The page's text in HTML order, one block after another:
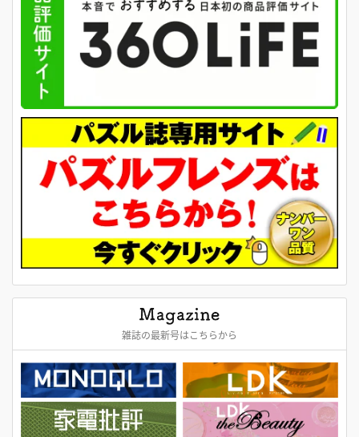
雑誌の最新号はこちらから